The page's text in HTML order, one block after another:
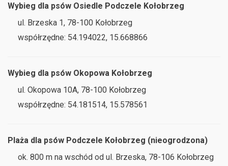
Wybieg dla psów Osiedle Podczele Kołobrzeg
ul. Brzeska 1, 78-100 Kołobrzeg
współrzędne: 54.194022, 15.668866
Wybieg dla psów Okopowa Kołobrzeg
ul. Okopowa 10A, 78-100 Kołobrzeg
współrzędne: 54.181514, 15.578561
Plaża dla psów Podczele Kołobrzeg (nieogrodzona)
ok. 800 m na wschód od ul. Brzeska, 78-106 Kołobrzeg